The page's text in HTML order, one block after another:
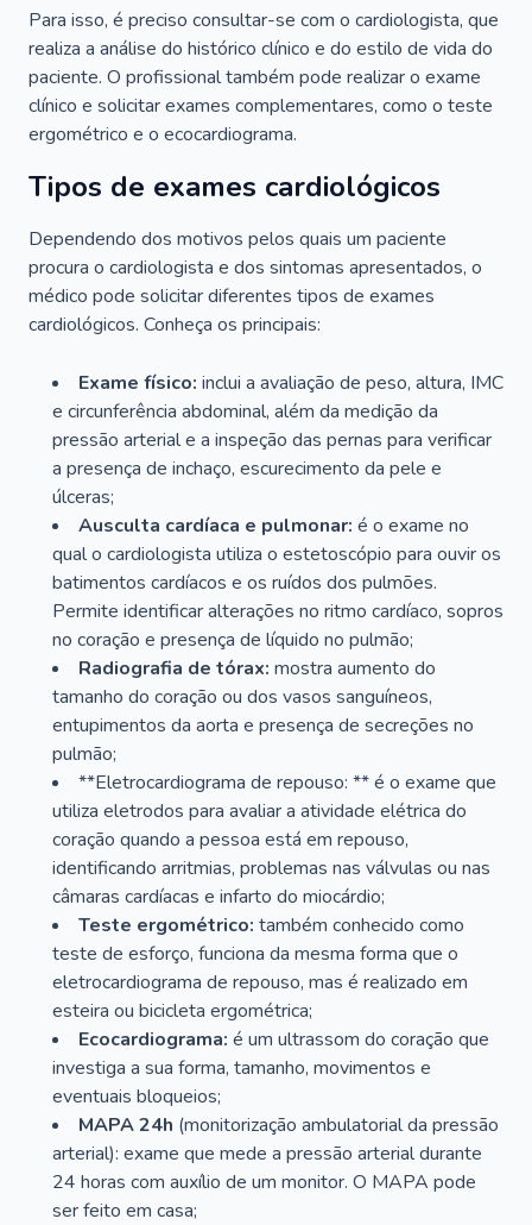
Para isso, é preciso consultar-se com o cardiologista, que
realiza a análise do histórico clínico e do estilo de vida do
paciente. O profissional também pode realizar o exame
clínico e solicitar exames complementares, como o teste
ergométrico e o ecocardiograma.
Tipos de exames cardiológicos
Dependendo dos motivos pelos quais um paciente
procura o cardiologista e dos sintomas apresentados, o
médico pode solicitar diferentes tipos de exames
cardiológicos. Conheça os principais:
Exame físico: inclui a avaliação de peso, altura, IMC
e circunferência abdominal, além da medição da
pressão arterial e a inspeção das pernas para verificar
a presença de inchaço, escurecimento da pele e
úlceras;
Ausculta cardíaca e pulmonar: é o exame no
qual o cardiologista utiliza o estetoscópio para ouvir os
batimentos cardíacos e os ruídos dos pulmões.
Permite identificar alterações no ritmo cardíaco, sopros
no coração e presença de líquido no pulmão;
Radiografia de tórax: mostra aumento do
tamanho do coração ou dos vasos sanguíneos,
entupimentos da aorta e presença de secreções no
pulmão;
**Eletrocardiograma de repouso: ** é o exame que
utiliza eletrodos para avaliar a atividade elétrica do
coração quando a pessoa está em repouso,
identificando arritmias, problemas nas válvulas ou nas
câmaras cardíacas e infarto do miocárdio;
Teste ergométrico: também conhecido como
teste de esforço, funciona da mesma forma que o
eletrocardiograma de repouso, mas é realizado em
esteira ou bicicleta ergométrica;
Ecocardiograma: é um ultrassom do coração que
investiga a sua forma, tamanho, movimentos e
eventuais bloqueios;
MAPA 24h (monitorização ambulatorial da pressão
arterial): exame que mede a pressão arterial durante
24 horas com auxílio de um monitor. O MAPA pode
ser feito em casa;